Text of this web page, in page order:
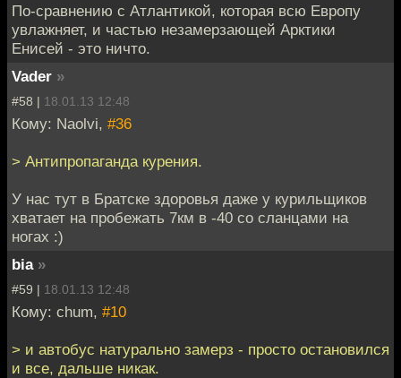
По-сравнению с Атлантикой, которая всю Европу
увлажняет, и частью незамерзающей Арктики
Енисей - это ничто.
Vader »
#58 | 18.01.13 12:48
Кому: Naolvi, #36
> Антипропаганда курения.
У нас тут в Братске здоровья даже у курильщиков
хватает на пробежать 7км в -40 со сланцами на
ногах :)
bia »
#59 | 18.01.13 12:48
Кому: chum, #10
> и автобус натурально замерз - просто остановился
и все, дальше никак.